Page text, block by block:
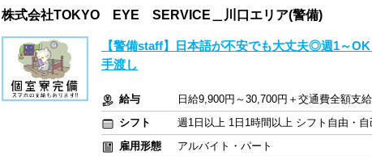
株式会社TOKYO EYE SERVICE＿川口エリア(警備)
【警備staff】日本語が不安でも大丈夫◎週1～
手渡し
給与
日給9,900円～30,700円＋交通費全額支給
シフト
週1日以上 1日1時間以上 シフト自由・自
雇用形態
アルバイト・パート